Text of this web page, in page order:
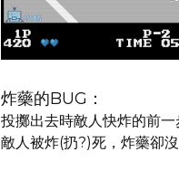
炸藥的BUG：
投擲出去時敵人快炸的前
敵人被炸(扔?)死，炸藥卻